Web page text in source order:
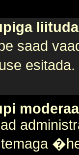
saad